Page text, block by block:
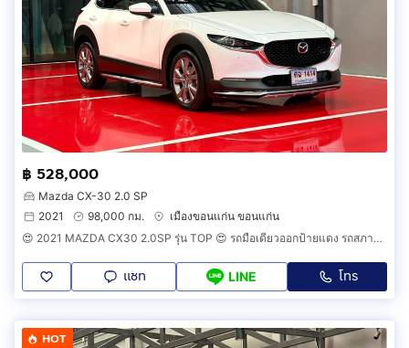
฿ 528,000
Mazda CX-30 2.0 SP
2021
98,000 กม.
เมืองขอนแก่น ขอนแก่น
😍 2021 MAZDA CX30 2.0SP รุ่น TOP 😍 รถมือเดียวออกป้ายแดง รถสภาพป้ายแดง รถวิ่งน้อย รถเข้าศูนย์ทุกระยะ ไม่เคยมีอุบัติเหตุครับ
แชท LINE โทร
HOT